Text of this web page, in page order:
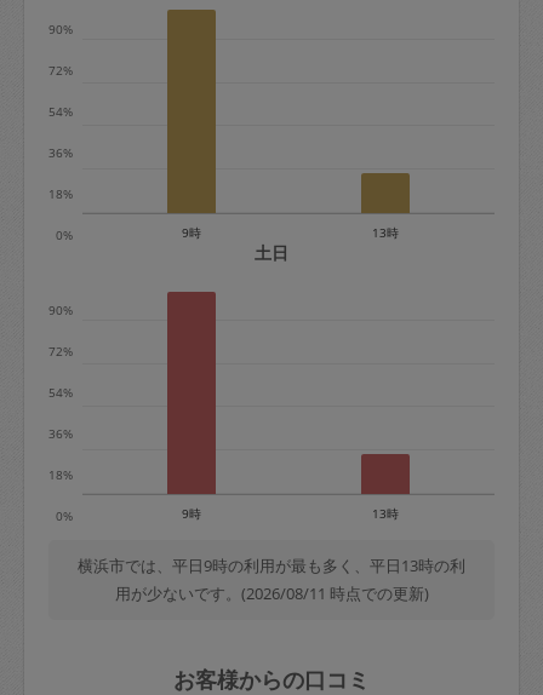
※キャンセル料金の設定について：
0%
18%
36%
54%
72%
90%
9時 13時
土日
0%
18%
36%
54%
72%
90%
9時 13時
横浜市では、平日9時の利用が最も多く、平日13時の利
用が少ないです。(2026/08/11 時点での更新)
お客様からの口コミ